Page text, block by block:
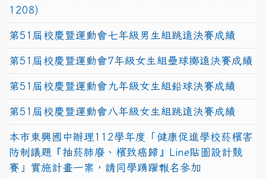
1208)
第51屆校慶暨運動會七年級男生組跳遠決賽成績
第51屆校慶暨運動會7年級女生組壘球擲遠決賽成績
第51屆校慶暨運動會九年級女生組鉛球決賽成績
第51屆校慶暨運動會八年級女生組跳遠決賽成績
本市東興國中辦理112學年度「健康促進學校菸檳害
防制議題『抽菸肺廢、檳致癌歸』Line貼圖設計競
賽」實施計畫一案，請同學踴躍報名參加